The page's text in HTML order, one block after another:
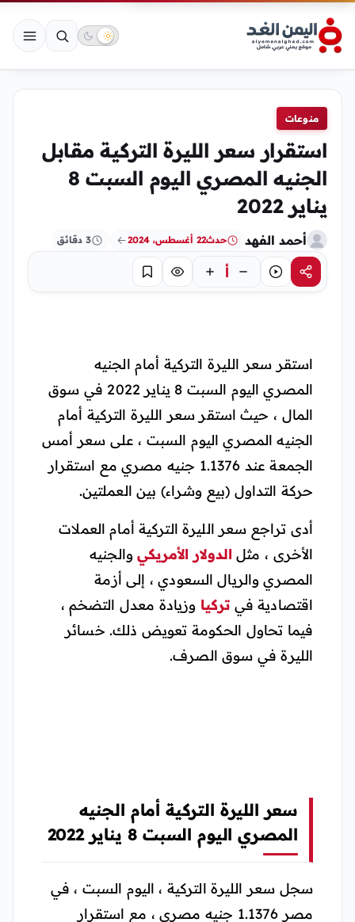
منوعات
استقرار سعر الليرة التركية مقابل
الجنيه المصري اليوم السبت 8
يناير 2022
أحمد الفهد حدث22 أغسطس، 2024 3 دقائق
مشاركةاستماع أ تركيز حفظ
استقر سعر الليرة التركية أمام الجنيه
المصري اليوم السبت 8 يناير 2022 في سوق
المال ، حيث استقر سعر الليرة التركية أمام
الجنيه المصري اليوم السبت ، على سعر أمس
الجمعة عند 1.1376 جنيه مصري مع استقرار
حركة التداول (بيع وشراء) بين العملتين.
أدى تراجع سعر الليرة التركية أمام العملات
الأخرى ، مثل الدولار الأمريكيوالجنيه
المصري والريال السعودي ، إلى أزمة
اقتصادية في تركيا وزيادة معدل التضخم ،
فيما تحاول الحكومة تعويض ذلك. خسائر
الليرة في سوق الصرف.
سعر الليرة التركية أمام الجنيه
المصري اليوم السبت 8 يناير 2022
سجل سعر الليرة التركية ، اليوم السبت ، في
مصر 1.1376 جنيه مصري ، مع استقرار